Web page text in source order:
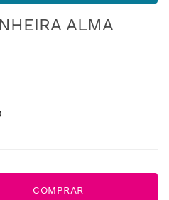
ALMA
COMPRAR